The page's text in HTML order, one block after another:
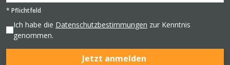
* Pflichtfeld
Ich habe die Datenschutzbestimmungen zur Kenntnis
genommen.
Jetzt anmelden